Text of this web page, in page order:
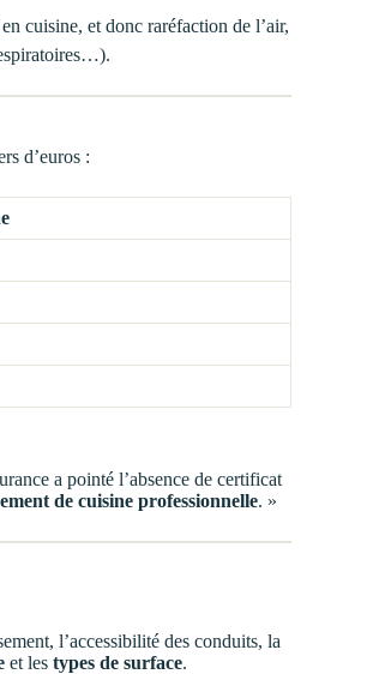
cuisine, et donc raréfaction de l’air,
d’euros :
a pointé l’absence de certificat
de cuisine professionnelle. »
l’accessibilité des conduits, la
et les types de surface.